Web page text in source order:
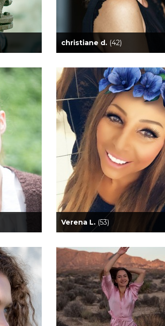
christiane d. (42)
Verena L. (53)